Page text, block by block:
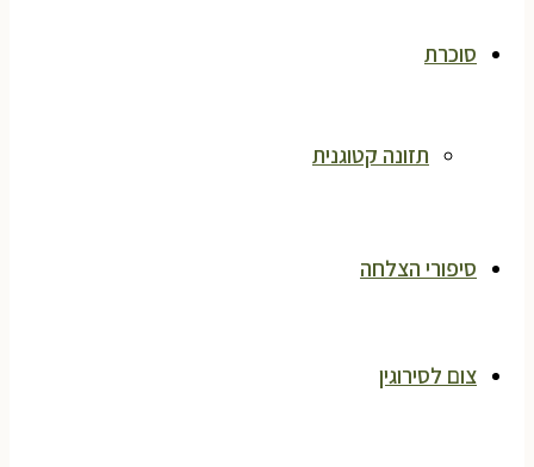
סוכרת
תזונה קטוגנית
סיפורי הצלחה
צום לסירוגין